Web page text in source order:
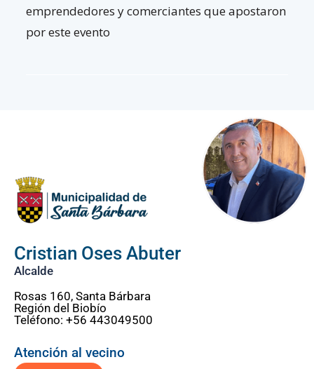
emprendedores y comerciantes que apostaron
por este evento
Cristian Oses Abuter
Alcalde
Rosas 160, Santa Bárbara
Región del Biobío
Teléfono: +56 443049500
Atención al vecino